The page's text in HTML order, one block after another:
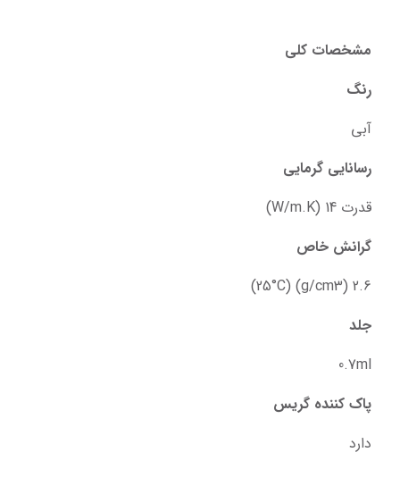
مشخصات کلی
رنگ
آبی
رسانایی گرمایی
قدرت 14 (W/m.K)
گرانش خاص
2.6 (g/cm3) (25°C)
جلد
0.7ml
پاک کننده گریس
دارد